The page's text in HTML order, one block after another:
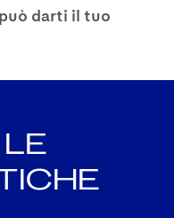
darti il tuo